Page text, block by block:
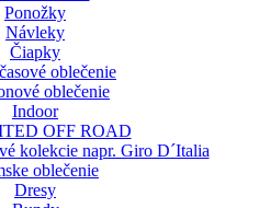
Ponožky
Návleky
Čiapky
oblečenie
oblečenie
Indoor
OFF ROAD
kolekcie napr. Giro D´Italia
oblečenie
Dresy